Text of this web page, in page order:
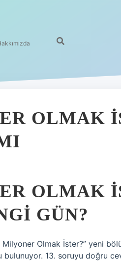
OLMAK
OLMAK
GÜN?
Milyoner Olmak İster?” yeni
bulunuyor. 13. soruyu doğru